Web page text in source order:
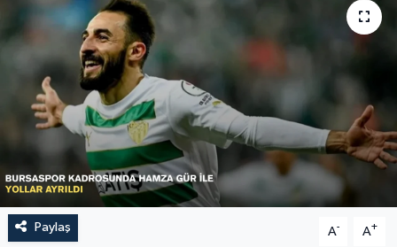
Paylaş A- A+
Magazin
Sağlık
Siyaset
Türkiye